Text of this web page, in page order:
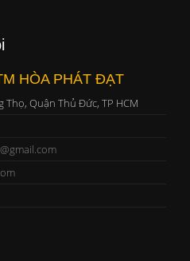
HÒA PHÁT ĐẠT
Quận Thủ Đức, TP HCM